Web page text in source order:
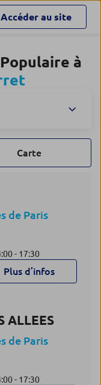
Accéder au site
à
Carte
de Paris
- 17:30
Plus d’infos
ALLEES
de Paris
- 17:30